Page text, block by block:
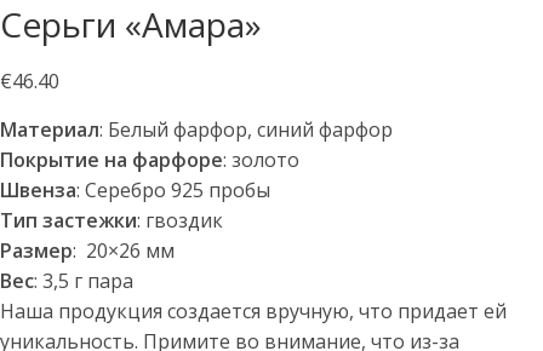
Серьги «Амара»
€46.40
Материал: Белый фарфор, синий фарфор
Покрытие на фарфоре: золото
Швенза: Серебро 925 пробы
Тип застежки: гвоздик
Размер: 20×26 мм
Вес: 3,5 г пара
Наша продукция создается вручную, что придает ей
уникальность. Примите во внимание, что из-за